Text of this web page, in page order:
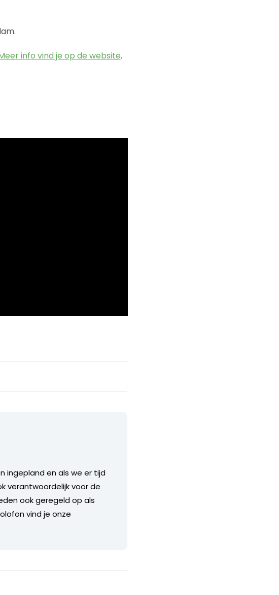
info vind je op de website.
ingepland en als we er tijd
verantwoordelijk voor de
ook geregeld op als
vind je onze